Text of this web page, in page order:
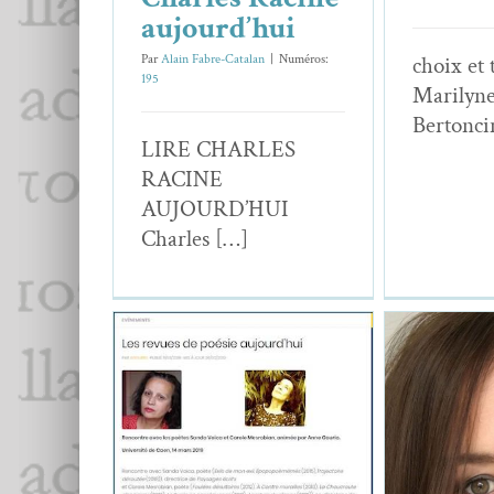
aujourd’hui
ParAlain Fabre-Catalan | Numéros:
195
LIRE CHARLES
RACINE
AUJOURD’HUI
Charles […]
choix et
“Face aux verrous”, les
étudiants du Master de
Enesa